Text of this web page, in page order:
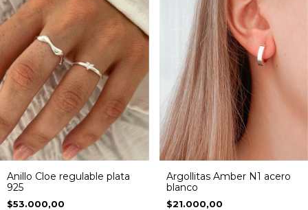
Anillo Cloe regulable plata
925
$53.000,00
Argollitas Amber N1 acero
blanco
$21.000,00